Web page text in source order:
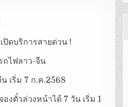
ปิดบริการสายด่วน !
ถไฟลาว-จีน
เริ่ม 7 ก.ค.2568
องตั๋วล่วงหน้าได้ 7 วัน เริ่ม 1